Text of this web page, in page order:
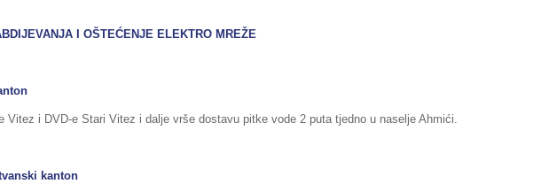
I OŠTEĆENJE ELEKTRO MREŽE
Vitez i DVD-e Stari Vitez i dalje vrše dostavu pitke vode 2 puta tjedno u naselje Ahmići.
kanton